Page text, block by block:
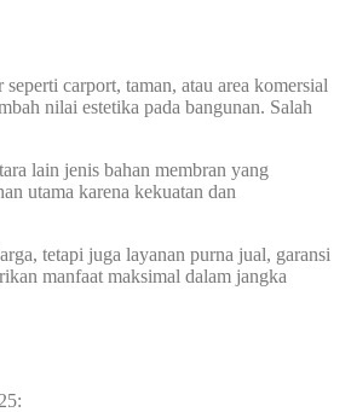
carport, taman, atau area komersial
nilai estetika pada bangunan. Salah
lain jenis bahan membran yang
utama karena kekuatan dan
tetapi juga layanan purna jual, garansi
manfaat maksimal dalam jangka